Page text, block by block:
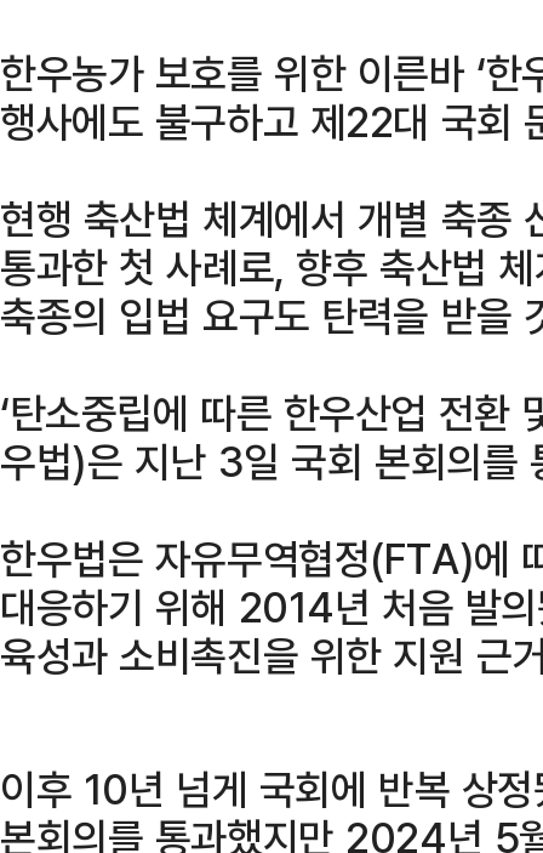
한우농가 보호를 위한 이른바 ‘한
행사에도 불구하고 제22대 국회
현행 축산법 체계에서 개별 축종
통과한 첫 사례로, 향후 축산법
축종의 입법 요구도 탄력을 받을
‘탄소중립에 따른 한우산업 전환
우법)은 지난 3일 국회 본회의를
한우법은 자유무역협정(FTA)에
대응하기 위해 2014년 처음 발
육성과 소비촉진을 위한 지원 근
이후 10년 넘게 국회에 반복 상
본회의를 통과했지만 2024년 5